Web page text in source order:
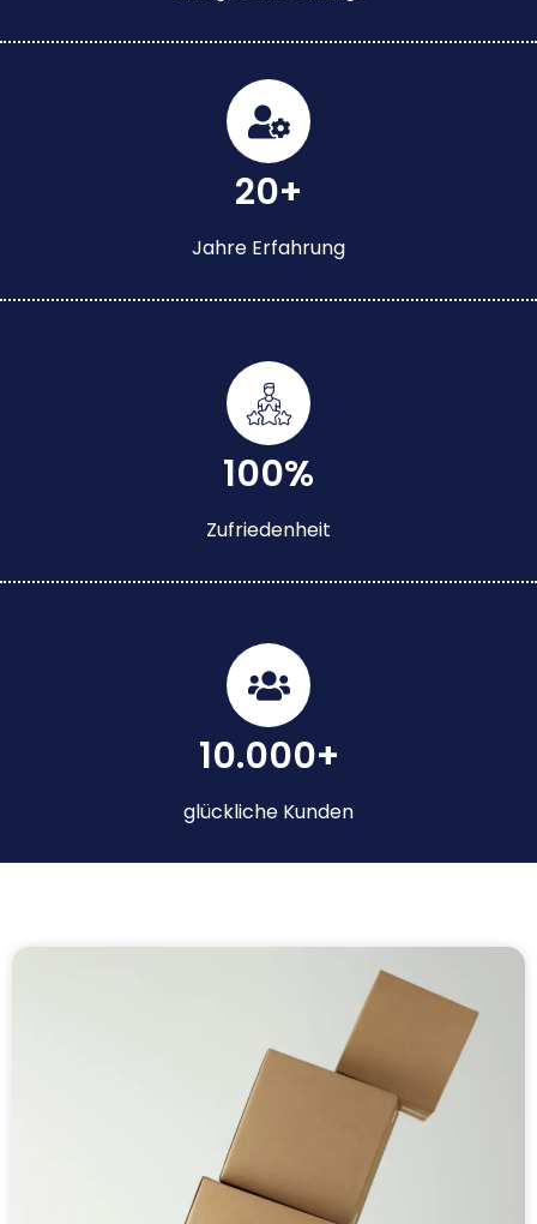
20+
Jahre Erfahrung
100%
Zufriedenheit
10.000+
glückliche Kunden